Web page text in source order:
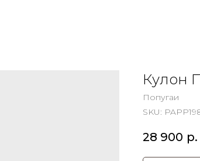
Кулон
Попугаи
SKU:
28 900 р.